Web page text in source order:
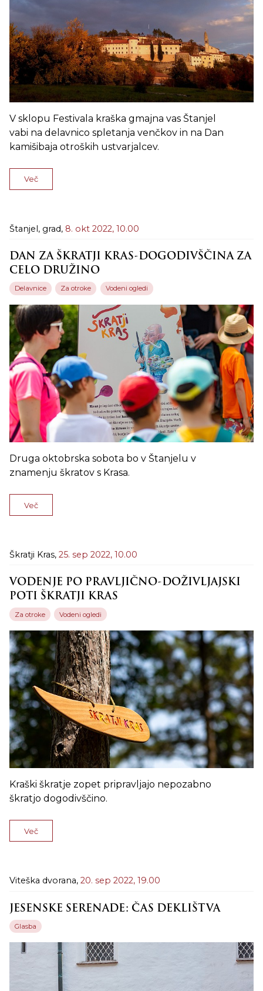
V sklopu Festivala kraška gmajna vas Štanjel
vabi na delavnico spletanja venčkov in na Dan
kamišibaja otroških ustvarjalcev.
Več
Štanjel, grad, 8. okt 2022, 10.00
DAN ZA ŠKRATJI KRAS-DOGODIVŠČINA ZA
CELO DRUŽINO
Delavnice Za otroke Vodeni ogledi
Druga oktobrska sobota bo v Štanjelu v
znamenju škratov s Krasa.
Več
Škratji Kras, 25. sep 2022, 10.00
VODENJE PO PRAVLJIČNO-DOŽIVLJAJSKI
POTI ŠKRATJI KRAS
Za otroke Vodeni ogledi
Kraški škratje zopet pripravljajo nepozabno
škratjo dogodivščino.
Več
Viteška dvorana, 20. sep 2022, 19.00
JESENSKE SERENADE: ČAS DEKLIŠTVA
Glasba